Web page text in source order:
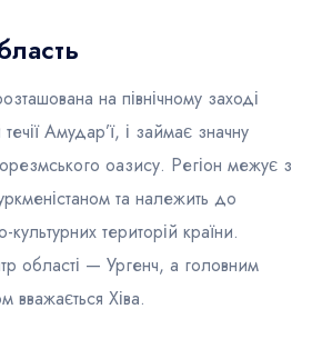
на північному заході
Амудар’ї, і займає значну
оазису. Регіон межує з
та належить до
культурних територій країни.
області — Ургенч, а головним
вважається Хіва.